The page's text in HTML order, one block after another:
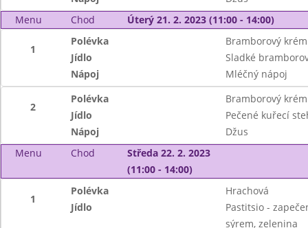
Menu
Chod Úterý 21. 2. 2023 (11:00 - 14:00)
1
Polévka
Bramborový
Jídlo
Sladké
Nápoj
Mléčný nápoj
2
Polévka
Bramborový
Jídlo
Pečené kuřecí
Nápoj
Džus
Menu
Chod
Středa 22. 2. 2023
(11:00 - 14:00)
1
Polévka
Hrachová
Jídlo
Pastitsio -
sýrem, zelenina